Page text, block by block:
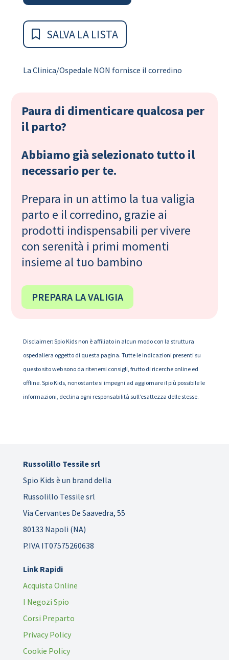
SALVA LA LISTA
La Clinica/Ospedale NON fornisce il corredino
Paura di dimenticare qualcosa per
il parto?
Abbiamo già selezionato tutto il
necessario per te.
Prepara in un attimo la tua valigia
parto e il corredino, grazie ai
prodotti indispensabili per vivere
con serenità i primi momenti
insieme al tuo bambino
PREPARA LA VALIGIA
Disclaimer: Spio Kids non è affiliato in alcun modo con la struttura
ospedaliera oggetto di questa pagina. Tutte le indicazioni presenti su
questo sito web sono da ritenersi consigli, frutto di ricerche online ed
offline. Spio Kids, nonostante si impegni ad aggiornare il più possibile le
informazioni, declina ogni responsabilità sull’esattezza delle stesse.
Russolillo Tessile srl
Spio Kids è un brand della
Russolillo Tessile srl
Via Cervantes De Saavedra, 55
80133 Napoli (NA)
P.IVA IT07575260638
Link Rapidi
Acquista Online
I Negozi Spio
Corsi Preparto
Privacy Policy
Cookie Policy